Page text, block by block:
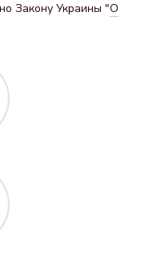
Закону Украины "О